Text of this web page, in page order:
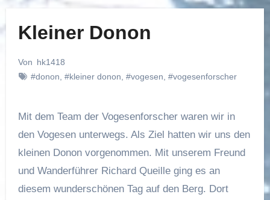
Kleiner Donon
Von hk1418
#donon #kleiner donon #vogesen #vogesenforscher
Mit dem Team der Vogesenforscher waren wir in
den Vogesen unterwegs. Als Ziel hatten wir uns den
kleinen Donon vorgenommen. Mit unserem Freund
und Wanderführer Richard Queille ging es an
diesem wunderschönen Tag auf den Berg. Dort